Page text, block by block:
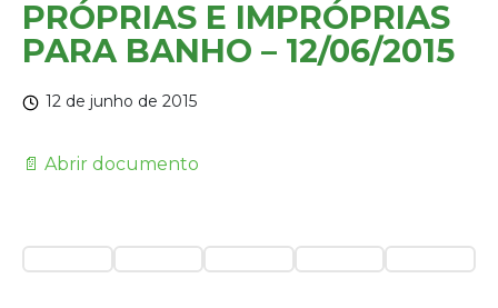
PRÓPRIAS E IMPRÓPRIAS
PARA BANHO – 12/06/2015
12 de junho de 2015
📄 Abrir documento